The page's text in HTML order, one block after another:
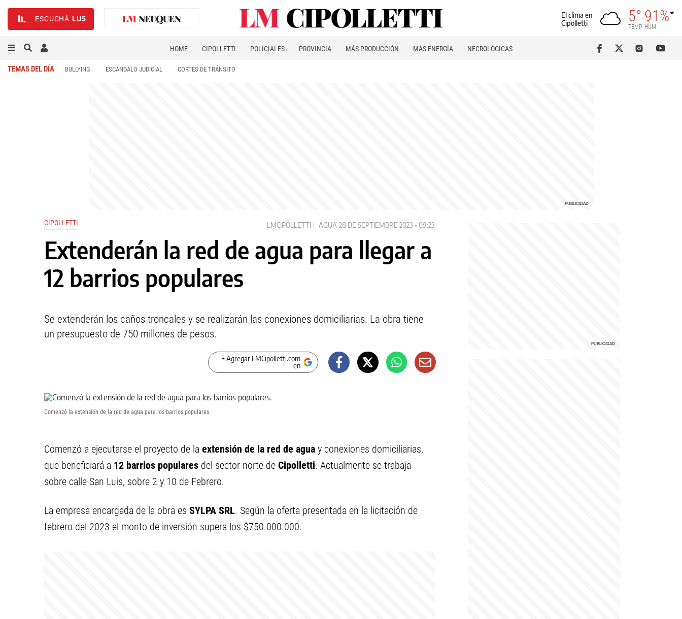
ESCUCHÁ LU5
El clima en
Cipolletti
5°
TEMP
91%
HUM
HOME CIPOLLETTI POLICIALES PROVINCIA MÁS PRODUCCIÓN MÁS ENERGÍA NECROLÓGICAS
TEMAS DEL DÍA BULLYING ESCÁNDALO JUDICIAL CORTES DE TRÁNSITO
CIPOLLETTI LMCIPOLLETTI AGUA 28 DE SEPTIEMBRE 2023 - 09:23
Extenderán la red de agua para llegar a
12 barrios populares
Se extenderán los caños troncales y se realizarán las conexiones domiciliarias. La obra tiene
un presupuesto de 750 millones de pesos.
+ Agregar LMCipolletti.com
en
Comenzó la extensión de la red de agua para los barrios populares.
Comenzó a ejecutarse el proyecto de la extensión de la red de agua y conexiones domiciliarias,
que beneficiará a 12 barrios populares del sector norte de Cipolletti. Actualmente se trabaja
sobre calle San Luis, sobre 2 y 10 de Febrero.
La empresa encargada de la obra es SYLPA SRL. Según la oferta presentada en la licitación de
febrero del 2023 el monto de inversión supera los $750.000.000.